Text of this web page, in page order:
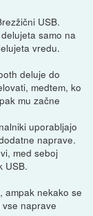
USB.
samo na
vredu.
deluje do
medtem, ko
mu začne
uporabljajo
naprave.
med seboj
USB.
ampak nekako se
naprave